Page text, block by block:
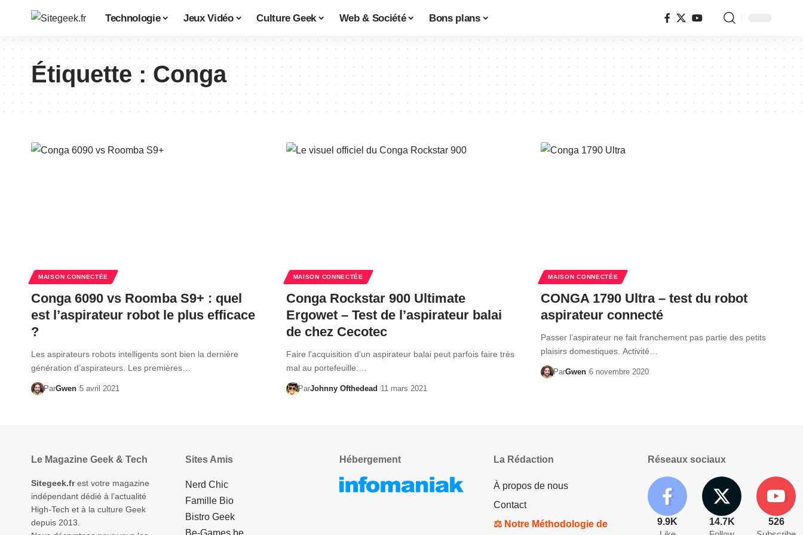
Technologie Jeux Vidéo Culture Geek Web & Société Bons plans
Étiquette : Conga
MAISON CONNECTÉE
Conga 6090 vs Roomba S9+ : quel
est l’aspirateur robot le plus efficace
?
Les aspirateurs robots intelligents sont bien la dernière
génération d’aspirateurs. Les premières…
ParGwen 5 avril 2021
MAISON CONNECTÉE
Conga Rockstar 900 Ultimate
Ergowet – Test de l’aspirateur balai
de chez Cecotec
Faire l'acquisition d'un aspirateur balai peut parfois faire très
mal au portefeuille.…
ParJohnny Ofthedead 11 mars 2021
MAISON CONNECTÉE
CONGA 1790 Ultra – test du robot
aspirateur connecté
Passer l’aspirateur ne fait franchement pas partie des petits
plaisirs domestiques. Activité…
ParGwen 6 novembre 2020
Le Magazine Geek & Tech
Sitegeek.frest votre magazine
indépendant dédié à l’actualité
High-Tech et à la culture Geek
depuis 2013.
Sites Amis
Nerd Chic
Famille Bio
Bistro Geek
Be-Games.be
Hébergement La Rédaction
À propos de nous
Contact
⚖️ Notre Méthodologie de
Réseaux sociaux
9.9K 14.7K 526